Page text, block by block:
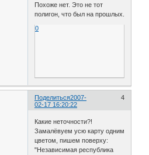
Похоже нет. Это не тот
полигон, что был на прошлых.
0
Поделиться 4
2007-
02-17 16:20:22
Какие неточности?!
Замалёвуем усю карту одним
цветом, пишем поверху:
"Независимая республика